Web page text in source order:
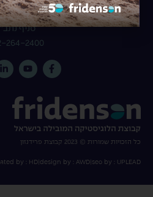
264-2456
סניף
264-2400
כל הזכויות שמורות © 2023 קבוצת פרידנזון
seo by : UPLEAD
design by : AWD
by : HD